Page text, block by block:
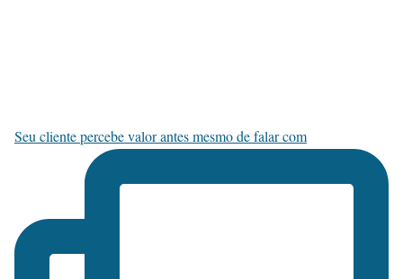
Seu cliente percebe valor antes mesmo de falar com